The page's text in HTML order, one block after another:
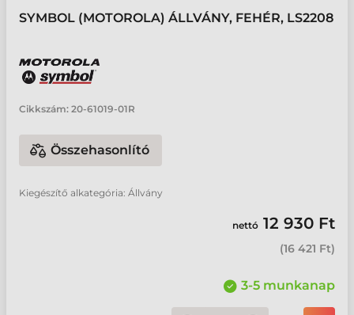
SYMBOL (MOTOROLA) ÁLLVÁNY, FEHÉR, LS2208
Cikkszám: 20-61019-01R
Összehasonlító
Kiegészítő alkategória: Állvány
nettó 12 930 Ft
(16 421 Ft)
3-5 munkanap